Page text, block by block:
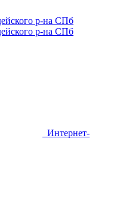
Интернет-